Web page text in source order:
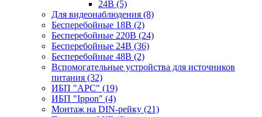
24В (5)
Для видеонаблюдения (8)
Бесперебойные 18В (2)
Бесперебойные 220В (24)
Бесперебойные 24В (36)
Бесперебойные 48В (2)
Вспомогательные устройства для источников
питания (32)
ИБП "APC" (19)
ИБП "Ippon" (4)
Монтаж на DIN-рейку (21)